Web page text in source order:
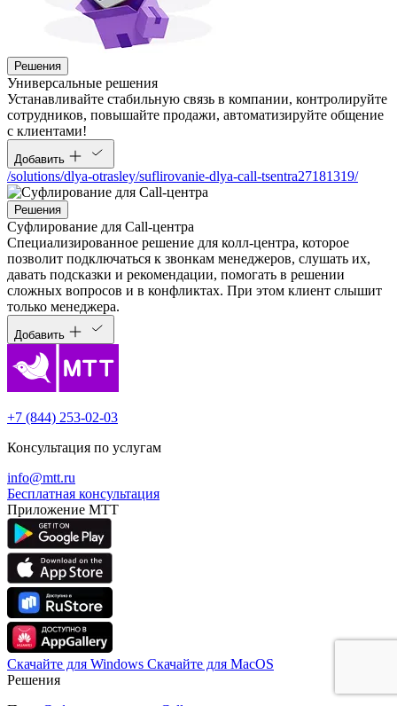
Решения
Универсальные решения
Устанавливайте стабильную связь в компании, контролируйте
сотрудников, повышайте продажи, автоматизируйте общение
с клиентами!
Добавить
/solutions/dlya-otrasley/suflirovanie-dlya-call-tsentra27181319/
Решения
Суфлирование для Call‑центра
Специализированное решение для колл-центра, которое
позволит подключаться к звонкам менеджеров, слушать их,
давать подсказки и рекомендации, помогать в решении
сложных вопросов и в конфликтах. При этом клиент слышит
только менеджера.
Добавить
+7 (844) 253-02-03
Консультация по услугам
info@mtt.ru
Бесплатная консультация
Приложение МТТ
Скачайте для Windows Cкачайте для MacOS
Решения